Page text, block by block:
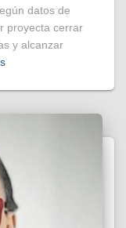
datos de
proyecta cerrar
y alcanzar